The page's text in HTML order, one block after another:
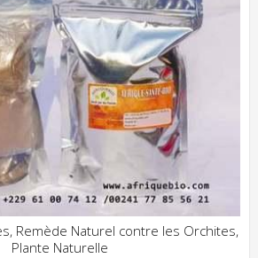
Remède Naturel contre les Orchites,
Plante Naturelle